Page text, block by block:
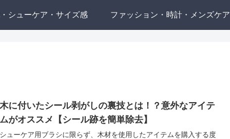
シューケア・サイズ感 ファッション・時計・メンズケア
木に付いたシール剥がしの裏技とは！？意外なアイテ
ムがオススメ【シール跡を簡単除去】
シューケア用ブラシに限らず、木材を使用したアイテムを購入する度